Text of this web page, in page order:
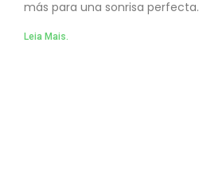
más para una sonrisa perfecta.
Leia Mais.